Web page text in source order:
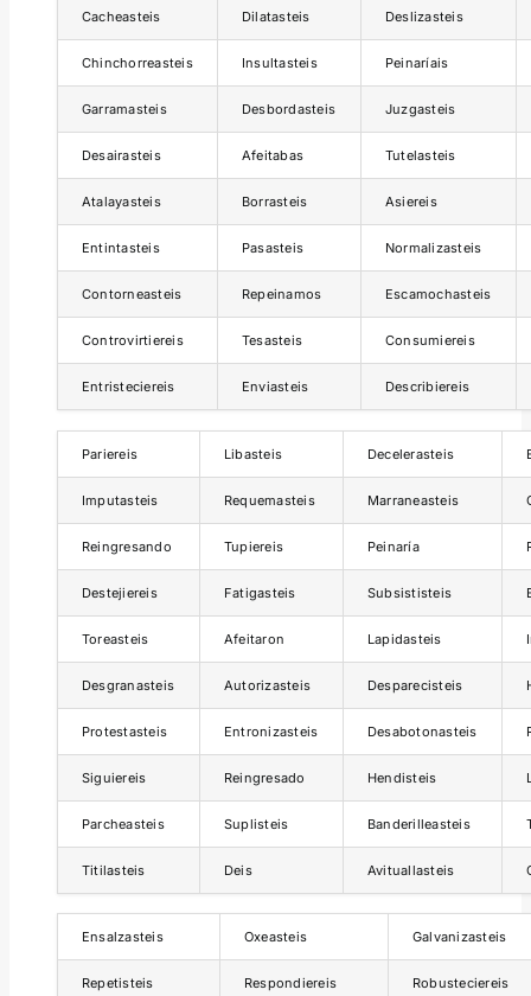
Cacheasteis Dilatasteis Deslizasteis
Chinchorreasteis Insultasteis Peinaríais
Garramasteis Desbordasteis Juzgasteis
Desairasteis Afeitabas Tutelasteis
Atalayasteis Borrasteis Asiereis
Entintasteis Pasasteis Normalizasteis
Contorneasteis Repeinamos Escamochasteis
Controvirtiereis Tesasteis Consumiereis
Entristeciereis Enviasteis Describiereis
Pariereis Libasteis Decelerasteis
Imputasteis Requemasteis Marraneasteis
Reingresando Tupiereis Peinaría
Destejiereis Fatigasteis Subsististeis
Toreasteis Afeitaron Lapidasteis
Desgranasteis Autorizasteis Desparecisteis
Protestasteis Entronizasteis Desabotonasteis
Siguiereis Reingresado Hendisteis
Parcheasteis Suplisteis Banderilleasteis
Titilasteis Deis Avituallasteis
Ensalzasteis Oxeasteis Galvanizasteis
Repetisteis Respondiereis Robusteciereis